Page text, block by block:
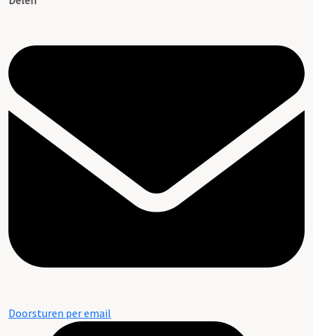
Doorsturen per email